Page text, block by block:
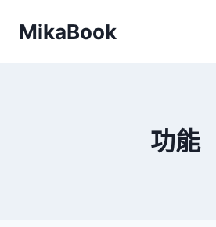
MikaBook
功能